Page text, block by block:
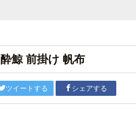
酔鯨 前掛け 帆布
ツイートする シェアする